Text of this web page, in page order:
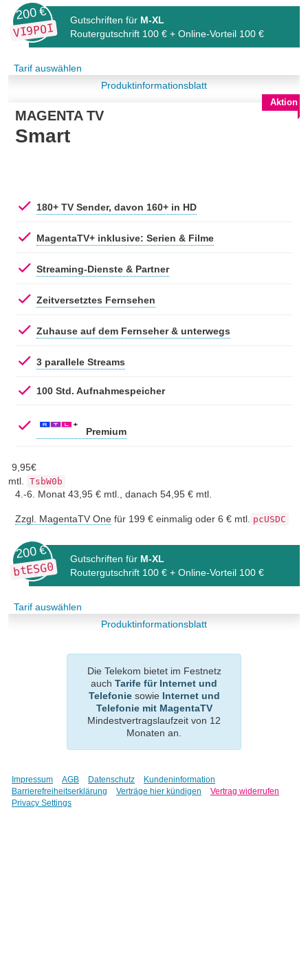
200 €
VI9POI
Gutschriften für M-XL
Routergutschrift 100 € + Online-Vorteil 100 €
Tarif auswählen
Produktinformationsblatt
Aktion
MAGENTA TV
Smart
180+ TV Sender, davon 160+ in HD
MagentaTV+ inklusive: Serien & Filme
Streaming-Dienste & Partner
Zeitversetztes Fernsehen
Zuhause auf dem Fernseher & unterwegs
3 parallele Streams
100 Std. Aufnahmespeicher
Premium
9, 95€
mtl.
TsbW0b
4.-6. Monat 43,95 € mtl., danach 54,95 € mtl.
Zzgl. MagentaTV One für 199 € einmalig oder 6 € mtl. pcUSDC
200 €
btESG0
Gutschriften für M-XL
Routergutschrift 100 € + Online-Vorteil 100 €
Tarif auswählen
Produktinformationsblatt
Die Telekom bietet im Festnetz
auch Tarife für Internet und
Telefoniesowie Internet und
Telefonie mit MagentaTV
Mindestvertragslaufzeit von 12
Monaten an.
Impressum AGB Datenschutz
Kundeninformation
Barrierefreiheitserklärung
Verträge hier kündigen
Vertrag widerrufen
Privacy Settings